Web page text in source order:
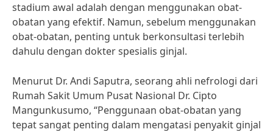
stadium awal adalah dengan menggunakan obat-
obatan yang efektif. Namun, sebelum menggunakan
obat-obatan, penting untuk berkonsultasi terlebih
dahulu dengan dokter spesialis ginjal.
Menurut Dr. Andi Saputra, seorang ahli nefrologi dari
Rumah Sakit Umum Pusat Nasional Dr. Cipto
Mangunkusumo, “Penggunaan obat-obatan yang
tepat sangat penting dalam mengatasi penyakit ginjal